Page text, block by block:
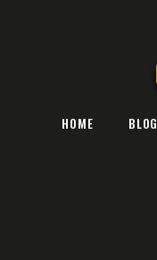
HOME BLOG